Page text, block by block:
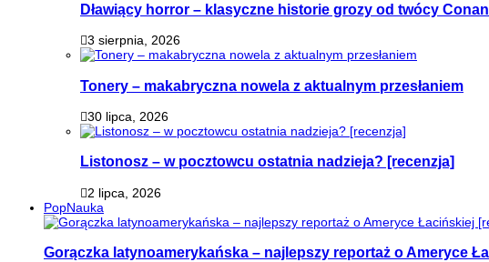
Dławiący horror – klasyczne historie grozy od twócy
3 sierpnia, 2026
Tonery – makabryczna nowela z aktualnym przesłaniem
30 lipca, 2026
Listonosz – w pocztowcu ostatnia nadzieja? [recenzja]
2 lipca, 2026
PopNauka
Gorączka latynoamerykańska – najlepszy reportaż o Ameryce